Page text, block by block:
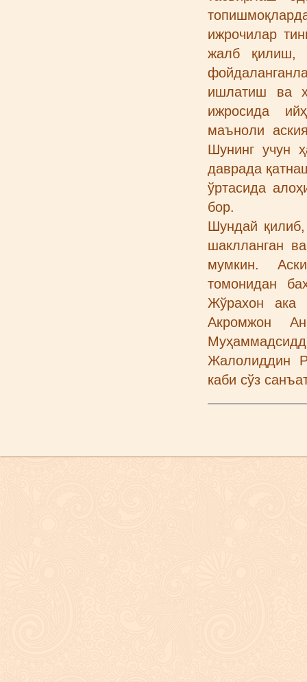
ижрочилар
жалб қилиш,
ишлатиш ва
ижросида
маъноли
Шунинг учун
даврада
ўртасида
бор.
Шундай қилиб,
шаклланган
мумкин.
томонидан
Жўрахон ака
Акромжон
Жалолиддин
каби сўз